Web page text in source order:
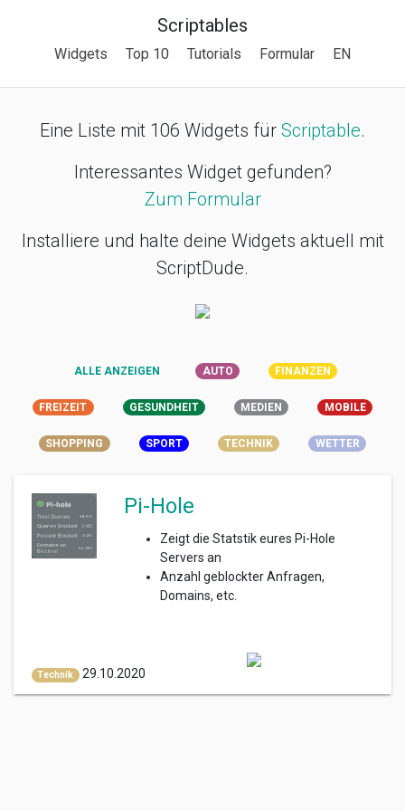
Scriptables
Widgets Top 10 Tutorials Formular EN
Eine Liste mit 106 Widgets für Scriptable.
Interessantes Widget gefunden?
Zum Formular
Installiere und halte deine Widgets aktuell mit
ScriptDude.
ALLE ANZEIGEN AUTO FINANZEN
FREIZEIT GESUNDHEIT MEDIEN MOBILE
SHOPPING SPORT TECHNIK WETTER
Pi-Hole
Zeigt die Statstik eures Pi-Hole
Servers an
Anzahl geblockter Anfragen,
Domains, etc.
Technik 29.10.2020